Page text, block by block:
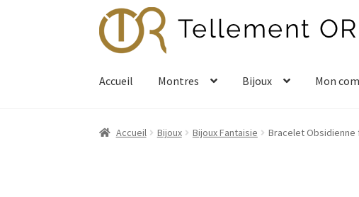
Aller
à
la
Aller
au
contenu
Accueil Montres Bijoux Mon
Accueil Bijoux Bijoux Fantaisie Bracelet Obsidienne